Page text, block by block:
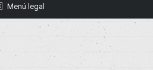
Menú legal